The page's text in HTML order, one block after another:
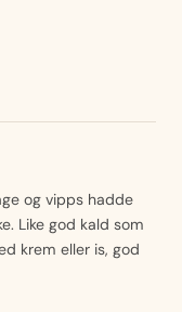
og vipps hadde
Like god kald som
krem eller is, god